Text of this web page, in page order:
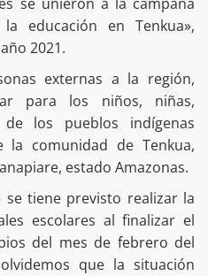
educación en Tenkua»,
2021.
externas a la región,
para los niños, niñas,
los pueblos indígenas
la comunidad de Tenkua,
estado Amazonas.
se tiene previsto realizar la
escolares al finalizar el
del mes de febrero del
que la situación